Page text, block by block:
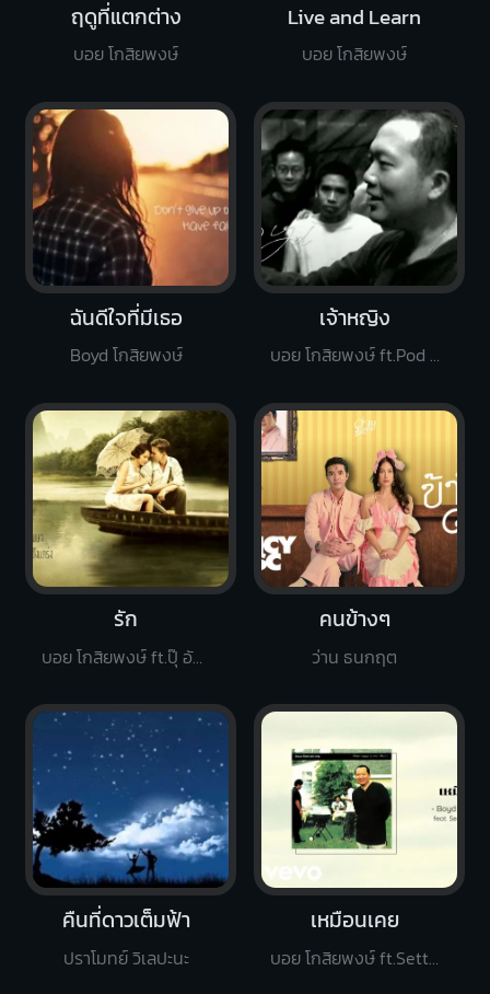
ฤดูที่แตกต่าง
บอย โกสิยพงษ์
Live and Learn
บอย โกสิยพงษ์
ฉันดีใจที่มีเธอ
Boyd โกสิยพงษ์
เจ้าหญิง
บอย โกสิยพงษ์ ft.Pod Moderndog
รัก
บอย โกสิยพงษ์ ft.ปุ๊ อัญชลี
คนข้างๆ
ว่าน ธนกฤต
คืนที่ดาวเต็มฟ้า
ปราโมทย์ วิเลปะนะ
เหมือนเคย
บอย โกสิยพงษ์ ft.Settha